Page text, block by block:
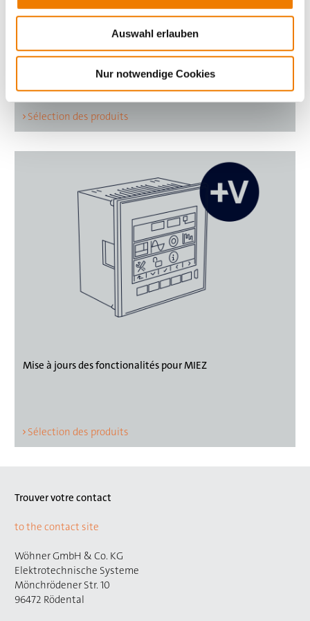
Auswahl erlauben
Nur notwendige Cookies
Mise à jours des fonctionalités pour CrossMT
Sélection des produits
Mise à jours des fonctionalités pour MIEZ
Sélection des produits
Trouver votre contact
to the contact site
Wöhner GmbH & Co. KG
Elektrotechnische Systeme
Mönchrödener Str. 10
96472 Rödental